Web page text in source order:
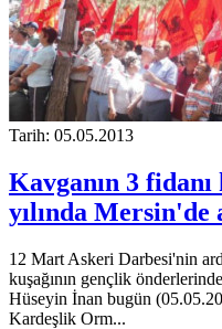
Tarih: 05.05.2013
Kavganın 3
yılında Mersin'de
12 Mart Askeri Darbesi'nin
kuşağının gençlik
Hüseyin İnan bugün
Kardeşlik Orm...